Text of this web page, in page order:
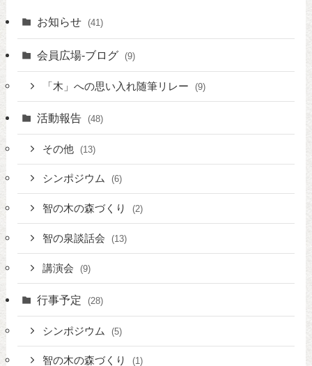
お知らせ (41)
会員広場-ブログ (9)
「木」への思い入れ随筆リレー (9)
活動報告 (48)
その他 (13)
シンポジウム (6)
智の木の森づくり (2)
智の泉談話会 (13)
講演会 (9)
行事予定 (28)
シンポジウム (5)
智の木の森づくり (1)